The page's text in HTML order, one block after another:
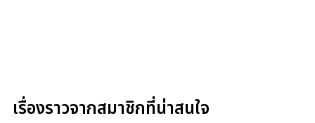
เรื่องราวจากสมาชิกที่น่าสนใจ